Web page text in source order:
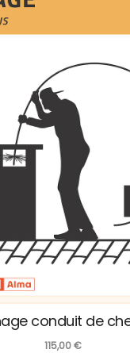
conduit de
115,00€